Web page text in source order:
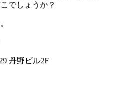
でしょうか？
丹野ビル2F